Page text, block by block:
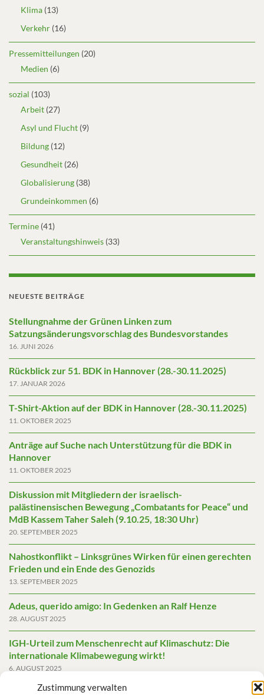
Zustimmung verwalten
Klima (13)
Verkehr (16)
Pressemitteilungen (20)
Medien (6)
sozial (103)
Arbeit (27)
Asyl und Flucht (9)
Bildung (12)
Gesundheit (26)
Globalisierung (38)
Grundeinkommen (6)
Termine (41)
Veranstaltungshinweis (33)
NEUESTE BEITRÄGE
Stellungnahme der Grünen Linken zum
Satzungsänderungsvorschlag des Bundesvorstandes
16. JUNI 2026
Rückblick zur 51. BDK in Hannover (28.-30.11.2025)
17. JANUAR 2026
T-Shirt-Aktion auf der BDK in Hannover (28.-30.11.2025)
11. OKTOBER 2025
Anträge auf Suche nach Unterstützung für die BDK in
Hannover
11. OKTOBER 2025
Diskussion mit Mitgliedern der israelisch-
palästinensischen Bewegung „Combatants for Peace“ und
MdB Kassem Taher Saleh (9.10.25, 18:30 Uhr)
20. SEPTEMBER 2025
Nahostkonflikt – Linksgrünes Wirken für einen gerechten
Frieden und ein Ende des Genozids
13. SEPTEMBER 2025
Adeus, querido amigo: In Gedenken an Ralf Henze
28. AUGUST 2025
IGH-Urteil zum Menschenrecht auf Klimaschutz: Die
internationale Klimabewegung wirkt!
6. AUGUST 2025
Friedensgutachten 2025